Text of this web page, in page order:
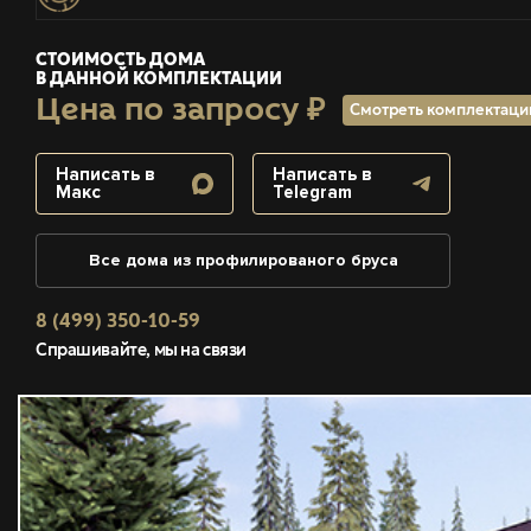
СТОИМОСТЬ ДОМА
В ДАННОЙ КОМПЛЕКТАЦИИ
Цена по запросу ₽ Смотреть
Написать в
Макс
Написать в
Telegram
Все дома из профилированого бруса
8 (499) 350-10-59
Спрашивайте, мы на связи